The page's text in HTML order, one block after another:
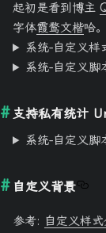
起初是看到博主
字体霞鹜文楷哈。
系统-自定义样
系统-自定义脚
支持私有统计
系统-自定义脚
自定义背景
参考: 自定义样